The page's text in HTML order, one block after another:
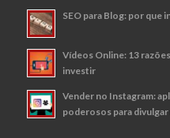
SEO para Blog: por que
Vídeos Online: 13
investir
Vender no Instagram:
poderosos para